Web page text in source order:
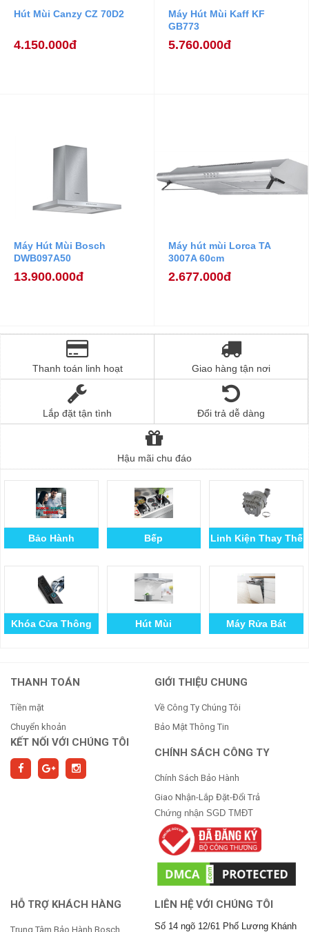
Hút Mùi Canzy CZ 70D2
4.150.000đ
Máy Hút Mùi Kaff KF
GB773
5.760.000đ
Máy Hút Mùi Bosch
DWB097A50
13.900.000đ
Máy hút mùi Lorca TA
3007A 60cm
2.677.000đ
Thanh toán linh hoạt Giao hàng tận nơi
Lắp đặt tận tình Đổi trả dễ dàng
Hậu mãi chu đáo
Bảo Hành Bếp Linh Kiện Thay Thế
Khóa Cửa Thông
Hút Mùi Máy Rửa Bát
THANH TOÁN
Tiền mặt
Chuyển khoản
KẾT NỐI VỚI CHÚNG TÔI
GIỚI THIỆU CHUNG
Về Công Ty Chúng Tôi
Bảo Mật Thông Tin
CHÍNH SÁCH CÔNG TY
Chính Sách Bảo Hành
Giao Nhận-Lắp Đặt-Đổi Trả
Chứng nhận SGD TMĐT
HỖ TRỢ KHÁCH HÀNG
Trung Tâm Bảo Hành Bosch,
LIÊN HỆ VỚI CHÚNG TÔI
Số 14 ngõ 12/61 Phố Lương Khánh